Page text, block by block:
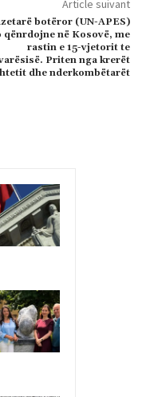
Article suivant
botëror (UN-APES)
qënrdojne në Kosovë, me
rastin e 15-vjetorit te
Priten nga krerët
dhe nderkombëtarët